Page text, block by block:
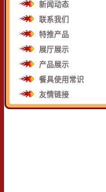
新闻动态
联系我们
特推产品
展厅展示
产品展示
餐具使用常识
友情链接